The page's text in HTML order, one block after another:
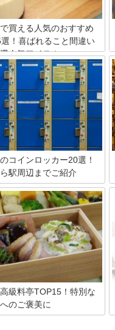
買える人気のおすすめ
！喜ばれること間違い
人気アイテム
ば、小倉トースト、味噌カ
味噌煮込みうどんなど美味
あふれています。その名古屋
でも食べたいとは思いません
名古屋メシを持ち帰れるお
品、最新お土産など名古屋
のから厳選してご紹介しま
コインロッカー20選！
駅周辺までご紹介
穴場コインロッカーをご存じ
い穴場も課金時間がほかより
紹介します。上手に空いた
らないときには「名古屋駅
カー空き状況案内情報」タッ
ってみるのも一つの手段で
一時預かりサービスも活用し
コインロッカー探しから解
級料亭TOP15！特別な
のご褒美に